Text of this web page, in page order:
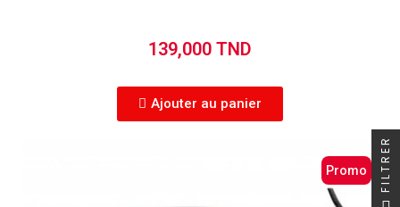
139,000 TND
Ajouter au panier
Promo FILTRER